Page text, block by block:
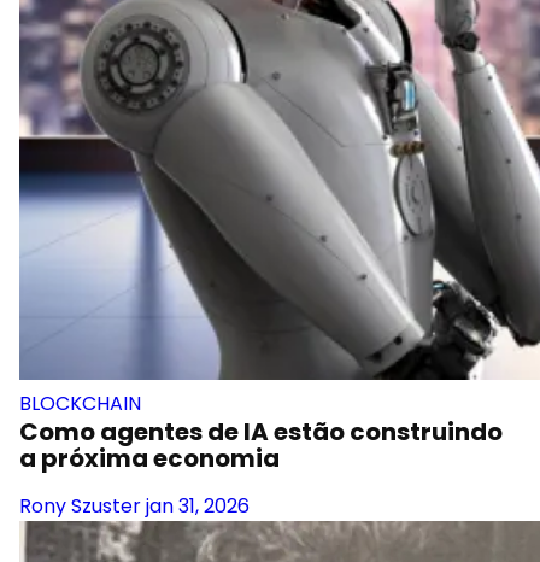
BLOCKCHAIN
Como agentes de IA estão construindo
a próxima economia
Rony Szusterjan 31, 2026